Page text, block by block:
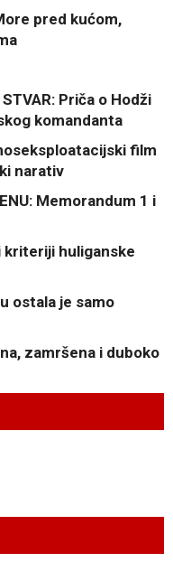
pred kućom,
Priča o Hodži
komandanta
film
narativ
Memorandum 1 i
kriteriji huliganske
ostala je samo
zamršena i duboko